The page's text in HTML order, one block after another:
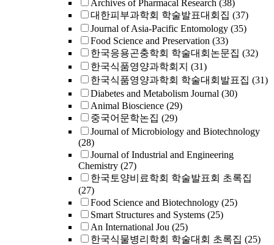
Archives of Pharmacal Research (38)
대한피부과학회 학술발표대회집 (37)
Journal of Asia-Pacific Entomology (35)
Food Science and Preservation (33)
한국응용곤충학회 학술대회논문집 (32)
한국식품영양과학회지 (31)
한국식품영양과학회 학술대회발표집 (31)
Diabetes and Metabolism Journal (30)
Animal Bioscience (29)
중국어문학논집 (29)
Journal of Microbiology and Biotechnology
(28)
Journal of Industrial and Engineering
Chemistry (27)
한국토양비료학회 학술발표회 초록집
(27)
Food Science and Biotechnology (25)
Smart Structures and Systems (25)
An International Jou (25)
한국식물병리학회 학술대회 초록집 (25)